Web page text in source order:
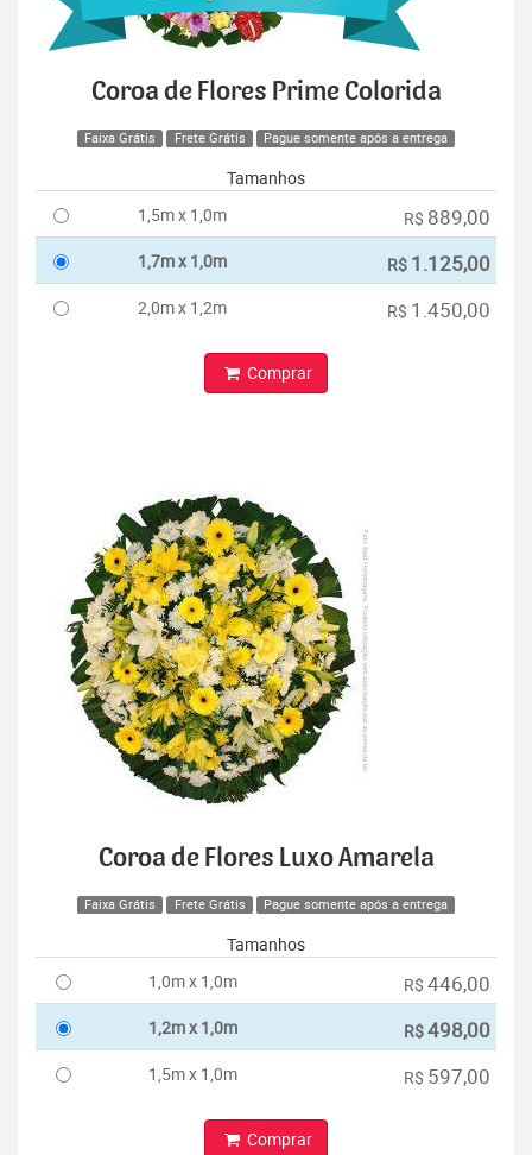
Coroa de Flores Prime Colorida
Faixa Grátis Frete Grátis Pague somente após a entrega
Tamanhos
1,5m x 1,0m
R$ 889,00
1,7m x 1,0m R$ 1.125,00
2,0m x 1,2m R$ 1.450,00
Comprar
Coroa de Flores Luxo Amarela
Faixa Grátis Frete Grátis Pague somente após a entrega
Tamanhos
1,0m x 1,0m
R$ 446,00
1,2m x 1,0m R$498,00
1,5m x 1,0m R$ 597,00
Comprar